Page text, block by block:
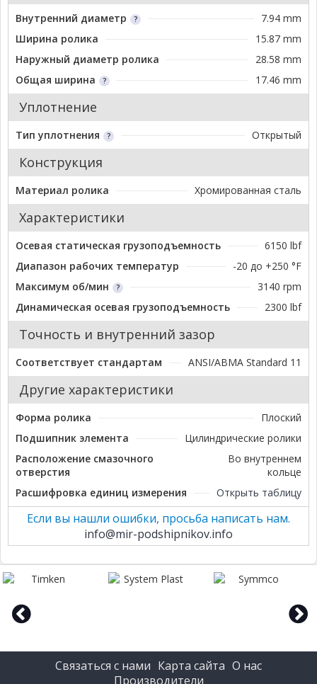
Внутренний диаметр
7.94 mm
Ширина ролика
15.87 mm
Наружный диаметр ролика
28.58 mm
Общая ширина
17.46 mm
Уплотнение
Тип уплотнения Открытый
Конструкция
Материал ролика Хромированная сталь
Характеристики
Осевая статическая грузоподъемность
6150 lbf
Диапазон рабочих температур
-20 до +250 °F
Максимум об/мин
3140 rpm
Динамическая осевая грузоподъемность
2300 lbf
Точность и внутренний зазор
Соответствует стандартам ANSI/ABMA Standard 11
Другие характеристики
Форма ролика
Плоский
Подшипник элемента
Цилиндрические ролики
Расположение смазочного
отверстия
Во внутреннем
кольце
Расшифровка единиц измерения
Открыть таблицу
Если вы нашли ошибки, просьба написать нам.
info@mir-podshipnikov.info
Связаться с нами Карта сайта О нас
Производители